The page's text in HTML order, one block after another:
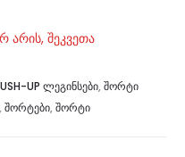
არის, შეკვეთა
UP ᲚᲔᲒᲘᲜᲡᲔᲑᲘ, ᲨᲝᲠᲢᲘ
, ᲨᲝᲠᲢᲔᲑᲘ, ᲨᲝᲠᲢᲘ